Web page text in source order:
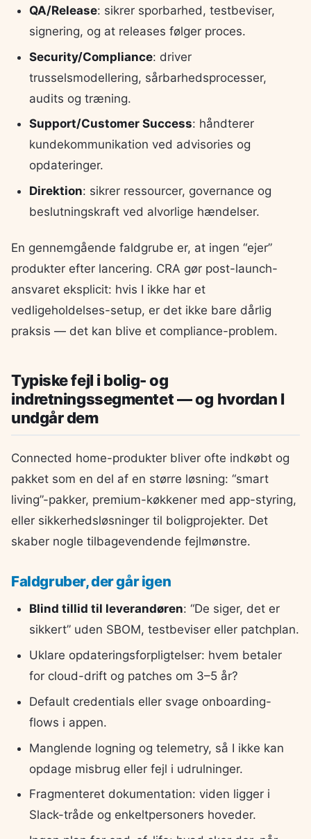
QA/Release: sikrer sporbarhed, testbeviser,
signering, og at releases følger proces.
Security/Compliance: driver
trusselsmodellering, sårbarhedsprocesser,
audits og træning.
Support/Customer Success: håndterer
kundekommunikation ved advisories og
opdateringer.
Direktion: sikrer ressourcer, governance og
beslutningskraft ved alvorlige hændelser.
En gennemgående faldgrube er, at ingen “ejer”
produkter efter lancering. CRA gør post-launch-
ansvaret eksplicit: hvis I ikke har et
vedligeholdelses-setup, er det ikke bare dårlig
praksis — det kan blive et compliance-problem.
Typiske fejl i bolig- og
indretningssegmentet — og hvordan I
undgår dem
Connected home-produkter bliver ofte indkøbt og
pakket som en del af en større løsning: “smart
living”-pakker, premium-køkkener med app-styring,
eller sikkerhedsløsninger til boligprojekter. Det
skaber nogle tilbagevendende fejlmønstre.
Faldgruber, der går igen
Blind tillid til leverandøren: “De siger, det er
sikkert” uden SBOM, testbeviser eller patchplan.
Uklare opdateringsforpligtelser: hvem betaler
for cloud-drift og patches om 3–5 år?
Default credentials eller svage onboarding-
flows i appen.
Manglende logning og telemetry, så I ikke kan
opdage misbrug eller fejl i udrulninger.
Fragmenteret dokumentation: viden ligger i
Slack-tråde og enkeltpersoners hoveder.